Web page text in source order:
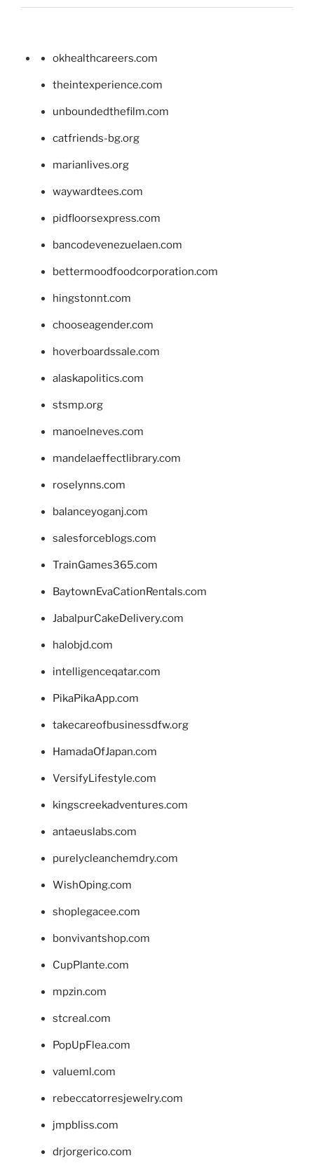
okhealthcareers.com
theintexperience.com
unboundedthefilm.com
catfriends-bg.org
marianlives.org
waywardtees.com
pidfloorsexpress.com
bancodevenezuelaen.com
bettermoodfoodcorporation.com
hingstonnt.com
chooseagender.com
hoverboardssale.com
alaskapolitics.com
stsmp.org
manoelneves.com
mandelaeffectlibrary.com
roselynns.com
balanceyoganj.com
salesforceblogs.com
TrainGames365.com
BaytownEvaCationRentals.com
JabalpurCakeDelivery.com
halobjd.com
intelligenceqatar.com
PikaPikaApp.com
takecareofbusinessdfw.org
HamadaOfJapan.com
VersifyLifestyle.com
kingscreekadventures.com
antaeuslabs.com
purelycleanchemdry.com
WishOping.com
shoplegacee.com
bonvivantshop.com
CupPlante.com
mpzin.com
stcreal.com
PopUpFlea.com
valueml.com
rebeccatorresjewelry.com
jmpbliss.com
drjorgerico.com